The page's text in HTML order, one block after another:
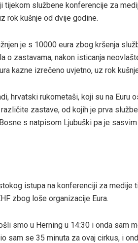
tijekom službene konferencije za
rok kušnje od dvije godine.
je s 10000 eura zbog kršenja
o zastavama, nakon isticanja
kazne izrečeno uvjetno, uz rok
hrvatski rukometaši, koji su na Euru
zastave, od kojih je prva
s natpisom Ljubuški pa je
istupa na konferenciji za medije
zbog loše organizacije Eura.
smo u Herning u 14:30 i onda sam
sam se 35 minuta za ovaj cirkus, i